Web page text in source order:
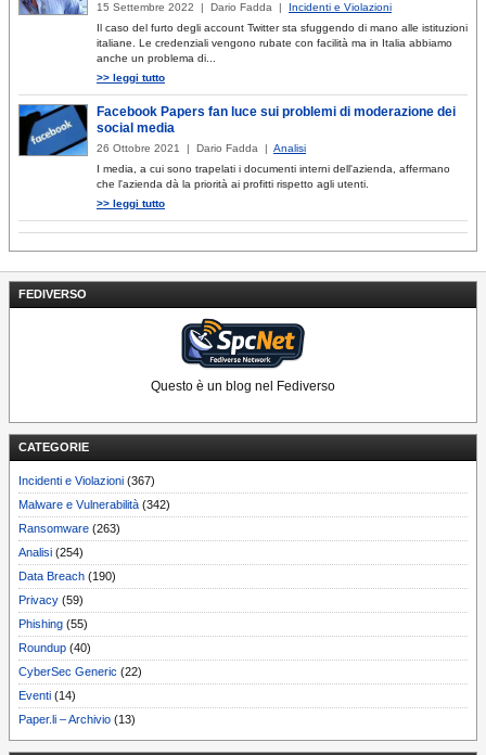
FEDIVERSO
Questo è un blog nel Fediverso
CATEGORIE
Incidenti e Violazioni (367)
Malware e Vulnerabilità (342)
Ransomware (263)
Analisi (254)
Data Breach (190)
Privacy (59)
Phishing (55)
Roundup (40)
CyberSec Generic (22)
Eventi (14)
Paper.li – Archivio (13)
15 Settembre 2022 | Dario Fadda | Incidenti e Violazioni
Il caso del furto degli account Twitter sta sfuggendo di mano alle istituzioni
italiane. Le credenziali vengono rubate con facilità ma in Italia abbiamo
anche un problema di...
>> leggi tutto
Facebook Papers fan luce sui problemi di moderazione dei
social media
26 Ottobre 2021 | Dario Fadda | Analisi
I media, a cui sono trapelati i documenti interni dell'azienda, affermano
che l'azienda dà la priorità ai profitti rispetto agli utenti.
>> leggi tutto